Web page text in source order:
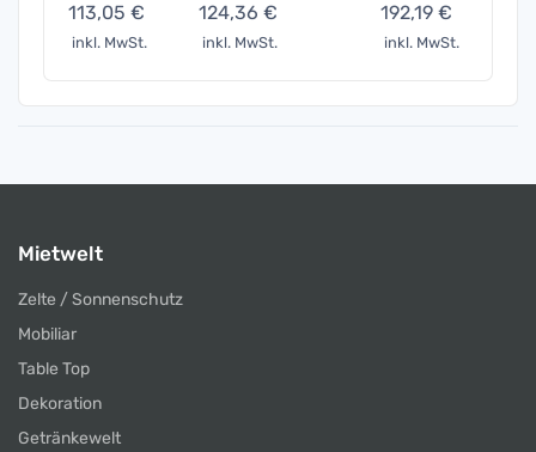
113,05 €
inkl. MwSt.
124,36 €
inkl. MwSt.
192,19 €
inkl. MwSt.
Mietwelt
Zelte / Sonnenschutz
Mobiliar
Table Top
Dekoration
Getränkewelt